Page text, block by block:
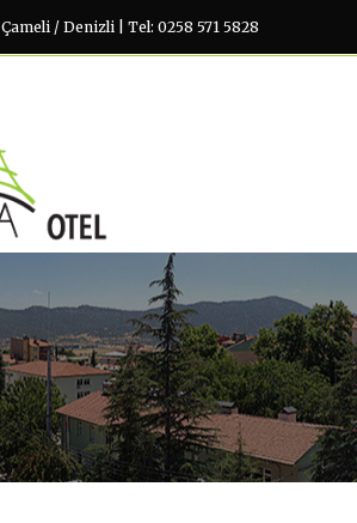
/ Denizli | Tel: 0258 571 5828